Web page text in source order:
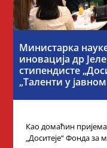
Министарка
иновација др
стипендисте
„Таленти у
Као домаћин
„Доситеје“ Фонда за